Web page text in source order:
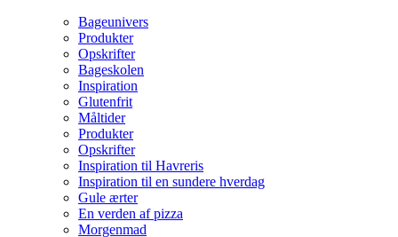
Bageunivers
Produkter
Opskrifter
Bageskolen
Inspiration
Glutenfrit
Måltider
Produkter
Opskrifter
Inspiration til Havreris
Inspiration til en sundere hverdag
Gule ærter
En verden af pizza
Morgenmad